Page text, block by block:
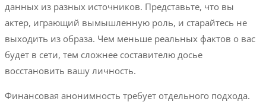
данных из разных источников. Представьте, что вы
актер, играющий вымышленную роль, и старайтесь не
выходить из образа. Чем меньше реальных фактов о вас
будет в сети, тем сложнее составителю досье
восстановить вашу личность.
Финансовая анонимность требует отдельного подхода.